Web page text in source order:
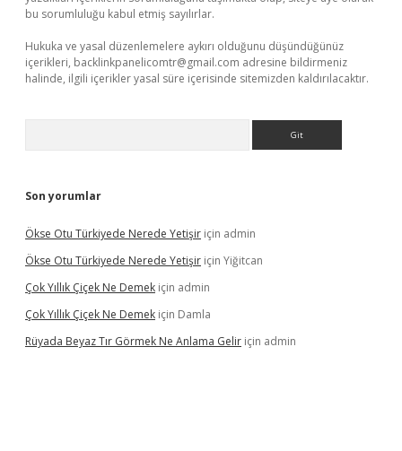
bu sorumluluğu kabul etmiş sayılırlar.
Hukuka ve yasal düzenlemelere aykırı olduğunu düşündüğünüz
içerikleri, backlinkpanelicomtr@gmail.com adresine bildirmeniz
halinde, ilgili içerikler yasal süre içerisinde sitemizden kaldırılacaktır.
Son yorumlar
Ökse Otu Türkiyede Nerede Yetişir için admin
Ökse Otu Türkiyede Nerede Yetişir için Yiğitcan
Çok Yıllık Çiçek Ne Demek için admin
Çok Yıllık Çiçek Ne Demek için Damla
Rüyada Beyaz Tır Görmek Ne Anlama Gelir için admin